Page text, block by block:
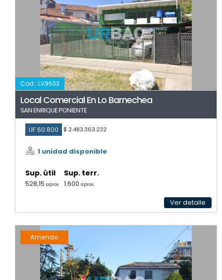
Cod.: LV9633
Local Comercial En Lo Barnechea
SAN ENRIQUE PONIENTE
UF 60.800 $ 2.483.363.232
1 unidad disponible
Sup. útil
528,15 aprox.
Sup. terr.
1.600aprox.
Ver detalle
Arriendo